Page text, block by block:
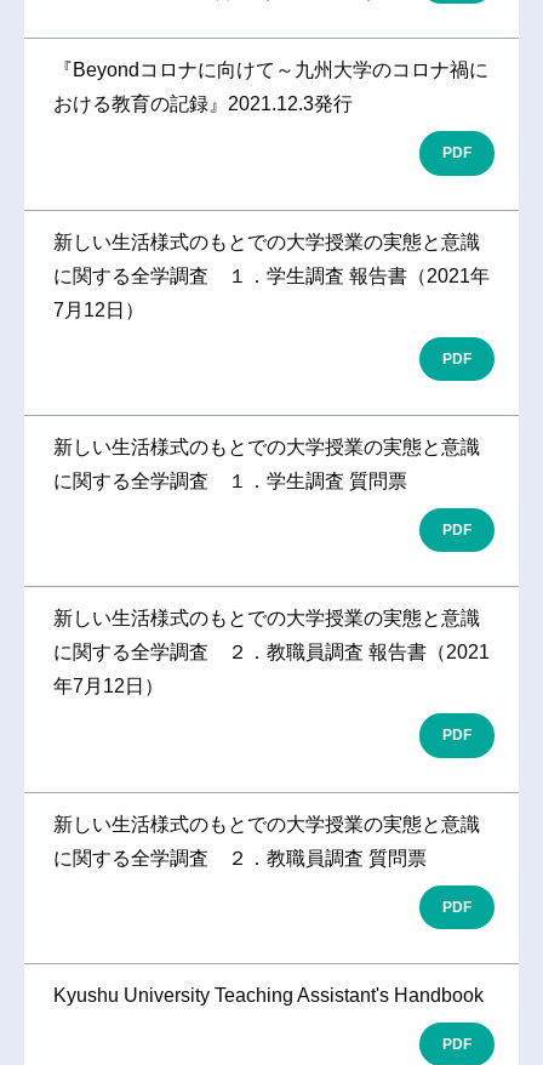
『Beyondコロナに向けて～九州大学のコロナ禍に
おける教育の記録』2021.12.3発行
PDF
新しい生活様式のもとでの大学授業の実態と意識
に関する全学調査 １．学生調査 報告書（2021年
7月12日）
PDF
新しい生活様式のもとでの大学授業の実態と意識
に関する全学調査 １．学生調査 質問票
PDF
新しい生活様式のもとでの大学授業の実態と意識
に関する全学調査 ２．教職員調査 報告書（2021
年7月12日）
PDF
新しい生活様式のもとでの大学授業の実態と意識
に関する全学調査 ２．教職員調査 質問票
PDF
Kyushu University Teaching Assistant's Handbook
PDF